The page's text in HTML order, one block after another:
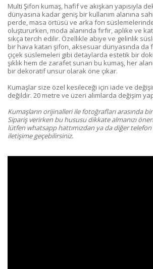
Multi Şifon kumaş, hafif ve akışkan yapısıyla
dünyasına kadar geniş bir kullanım alanına
perde, masa örtüsü ve arka fon
oluştururken, moda alanında fırfır, aplike ve
sıkça tercih edilir. Özellikle abiye ve gelinlik
bir hava katan şifon, aksesuar dünyasında da
çiçek süslemeleri gibi detaylarda estetik bir
şıklık hem de zarafet sunan bu kumaş, her
bir dekoratif unsur olarak öne çıkar.
Kumaşlar size özel kesileceği için iade ve
değildir. 20 metre ve üzeri alımlarda değişim
Kumaşların orijinalleri ile fotoğrafları arasında
Sipariş verirken bu hususu dikkate almanızı
lütfen whatsapp hattımızdan ya da diğer telefon
iletişime geçebilirsiniz.